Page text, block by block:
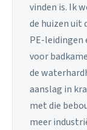
vinden is. Ik
de huizen uit
PE-leidingen
voor
de
aanslag in
met die
meer